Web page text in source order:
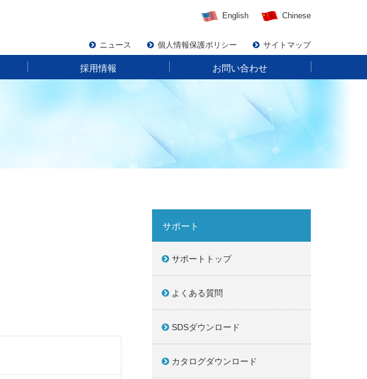
English Chinese
ニュース 個人情報保護ポリシー サイトマップ
採用情報 お問い合わせ
サポート
サポートトップ
よくある質問
SDSダウンロード
カタログダウンロード